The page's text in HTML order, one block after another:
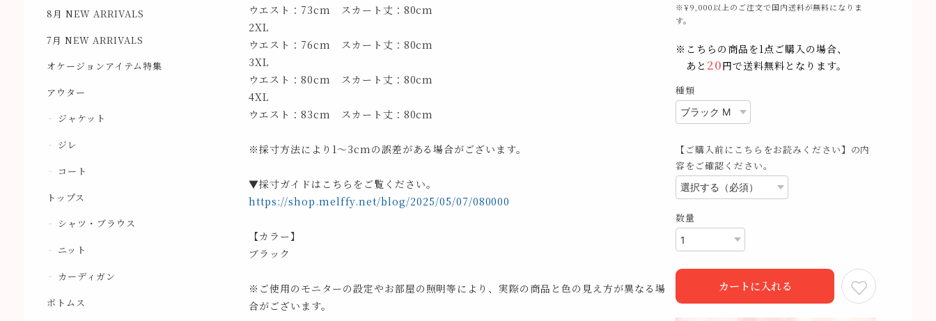
8月 NEW ARRIVALS
7月 NEW ARRIVALS
オケージョンアイテム特集
アウター
ジャケット
ジレ
コート
トップス
シャツ・ブラウス
ニット
カーディガン
ボトムス
ウエスト：73cm スカート丈：80cm
2XL
ウエスト：76cm スカート丈：80cm
3XL
ウエスト：80cm スカート丈：80cm
4XL
ウエスト：83cm スカート丈：80cm
※採寸方法により1～3cmの誤差がある場合がございます。
▼採寸ガイドはこちらをご覧ください。
https://shop.melffy.net/blog/2025/05/07/080000
【カラー】
ブラック
※ご使用のモニターの設定やお部屋の照明等により、実際の商品と色の見え方が異なる場
合がございます。
※¥9,000以上のご注文で国内送料が無料になりま
す。
※こちらの商品を1点ご購入の場合、
あと 20円で送料無料となります。
種類
【ご購入前にこちらをお読みください】の内
容をご確認ください。
数量
カートに入れる